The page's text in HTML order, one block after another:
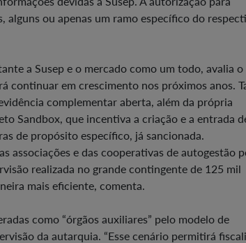
ou apenas um ramo específico do
a Susep e o mercado como um todo, avalia o
continuar em crescimento nos próximos anos.
complementar aberta, além da própria
Sandbox, que incentiva a criação e a entrada
de propósito específico, já sancionada.
associações e das cooperativas de autogestão
realizada no grande contingente de 125 mil
mais eficiente, comenta.
como “órgãos auxiliares” pelo modelo de
da autarquia. “Esse cenário permitirá